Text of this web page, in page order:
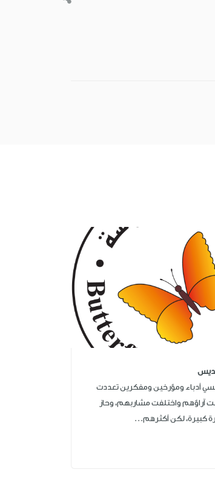
أدباء ومؤرخين ومفكرين تعددت
آراؤهم واختلفت مشاربهم، وحاز
لكن أكثرهم...